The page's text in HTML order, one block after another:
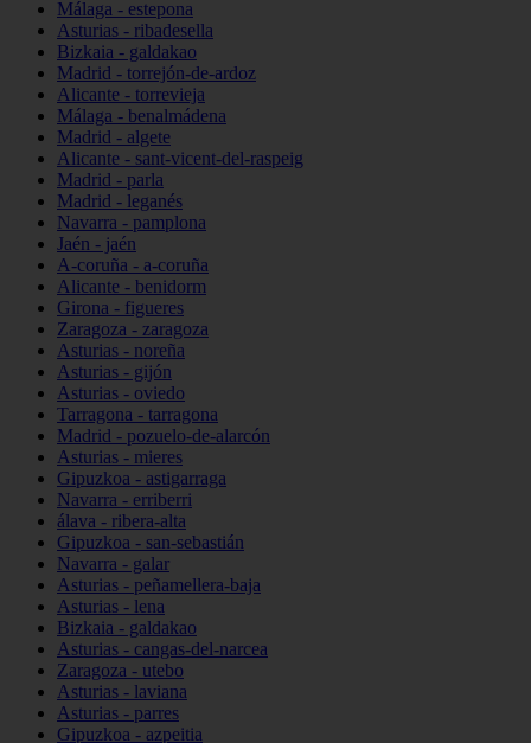
Málaga - estepona
Asturias - ribadesella
Bizkaia - galdakao
Madrid - torrejón-de-ardoz
Alicante - torrevieja
Málaga - benalmádena
Madrid - algete
Alicante - sant-vicent-del-raspeig
Madrid - parla
Madrid - leganés
Navarra - pamplona
Jaén - jaén
A-coruña - a-coruña
Alicante - benidorm
Girona - figueres
Zaragoza - zaragoza
Asturias - noreña
Asturias - gijón
Asturias - oviedo
Tarragona - tarragona
Madrid - pozuelo-de-alarcón
Asturias - mieres
Gipuzkoa - astigarraga
Navarra - erriberri
álava - ribera-alta
Gipuzkoa - san-sebastián
Navarra - galar
Asturias - peñamellera-baja
Asturias - lena
Bizkaia - galdakao
Asturias - cangas-del-narcea
Zaragoza - utebo
Asturias - laviana
Asturias - parres
Gipuzkoa - azpeitia